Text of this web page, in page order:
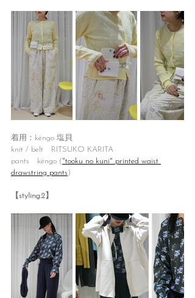
着用：kéngo 塩貝
knit / belt　RITSUKO KARITA
pants　kéngo ("tooku no kuni" printed waist
drawstring pants)
【styling.2】